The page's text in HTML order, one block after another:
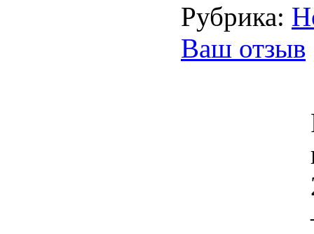
Рубрика:
Ваш отзыв